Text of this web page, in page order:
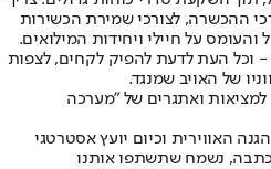
ההכשרה, לצורכי שמירת הכשירות
על חיילי ויחידות המילואים.
- וכל העת לדעת להפיק לקחים, לצפות
של האויב שמנגד.
ואתגרים של "מערכה
האווירית וכיום יועץ אסטרטגי
נשמח שתשתפו אותנו